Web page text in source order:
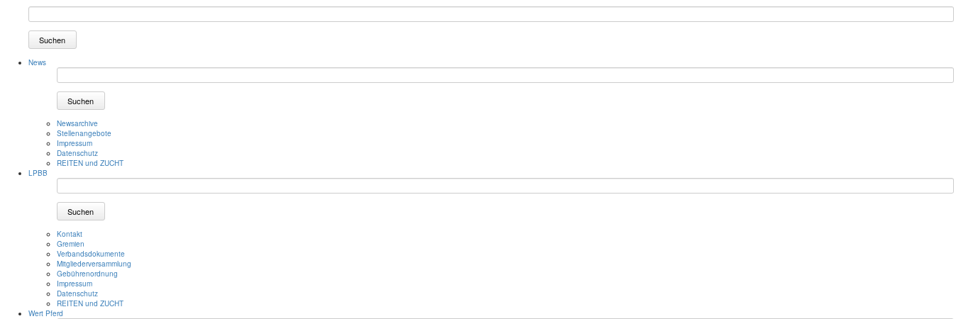
Suchen
News
Suchen
Newsarchive
Stellenangebote
Impressum
Datenschutz
REITEN und ZUCHT
LPBB
Suchen
Kontakt
Gremien
Verbandsdokumente
Mitgliederversammlung
Gebührenordnung
Impressum
Datenschutz
REITEN und ZUCHT
Wert Pferd